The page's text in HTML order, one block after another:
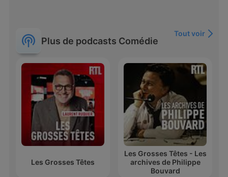
Plus de podcasts Comédie
Tout voir
Les Grosses Têtes
Les Grosses Têtes - Les
archives de Philippe
Bouvard